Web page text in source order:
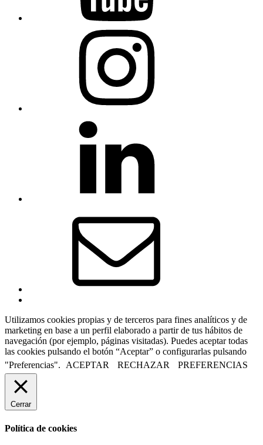
top
↑
Utilizamos cookies propias y de terceros para fines analíticos y de
marketing en base a un perfil elaborado a partir de tus hábitos de
navegación (por ejemplo, páginas visitadas). Puedes aceptar todas
las cookies pulsando el botón “Aceptar” o configurarlas pulsando
"Preferencias".
ACEPTAR RECHAZAR PREFERENCIAS
Cerrar
Política de cookies